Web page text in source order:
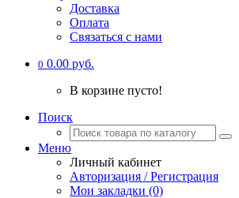
Доставка
Оплата
Связаться с нами
0 0.00 руб.
В корзине пусто!
Поиск
Меню
Личный кабинет
Авторизация / Регистрация
Мои закладки (0)